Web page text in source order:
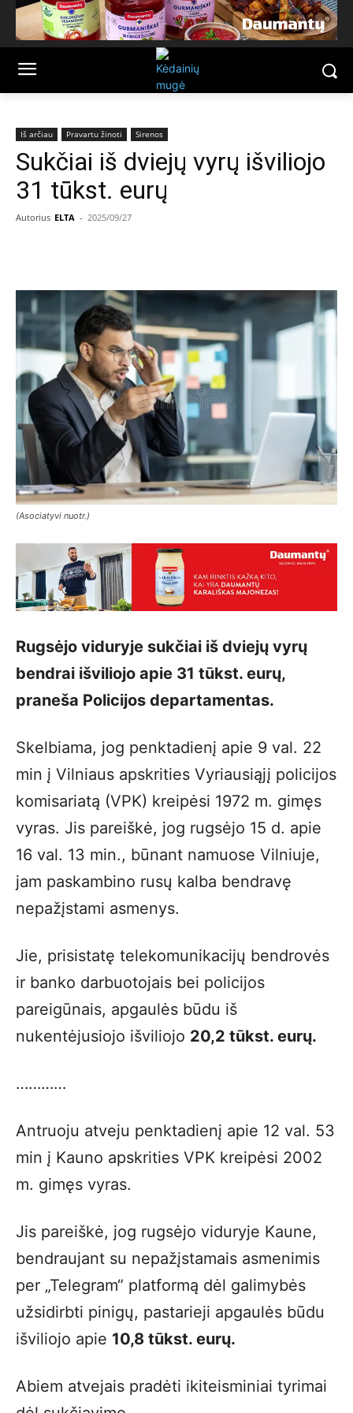
Iš arčiau Pravartu žinoti Sirenos
Sukčiai iš dviejų vyrų išviliojo
31 tūkst. eurų
Autorius ELTA - 2025/09/27
(Asociatyvi nuotr.)
Rugsėjo viduryje sukčiai iš dviejų vyrų
bendrai išviliojo apie 31 tūkst. eurų,
praneša Policijos departamentas.
Skelbiama, jog penktadienį apie 9 val. 22
min į Vilniaus apskrities Vyriausiąjį policijos
komisariatą (VPK) kreipėsi 1972 m. gimęs
vyras. Jis pareiškė, jog rugsėjo 15 d. apie
16 val. 13 min., būnant namuose Vilniuje,
jam paskambino rusų kalba bendravę
nepažįstami asmenys.
Jie, prisistatę telekomunikacijų bendrovės
ir banko darbuotojais bei policijos
pareigūnais, apgaulės būdu iš
nukentėjusiojo išviliojo 20,2 tūkst. eurų.
…………
Antruoju atveju penktadienį apie 12 val. 53
min į Kauno apskrities VPK kreipėsi 2002
m. gimęs vyras.
Jis pareiškė, jog rugsėjo viduryje Kaune,
bendraujant su nepažįstamais asmenimis
per „Telegram“ platformą dėl galimybės
užsidirbti pinigų, pastarieji apgaulės būdu
išviliojo apie 10,8 tūkst. eurų.
Abiem atvejais pradėti ikiteisminiai tyrimai